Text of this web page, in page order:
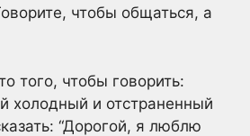
чтобы общаться, а
того, чтобы говорить:
холодный и отстраненный
“Дорогой, я люблю